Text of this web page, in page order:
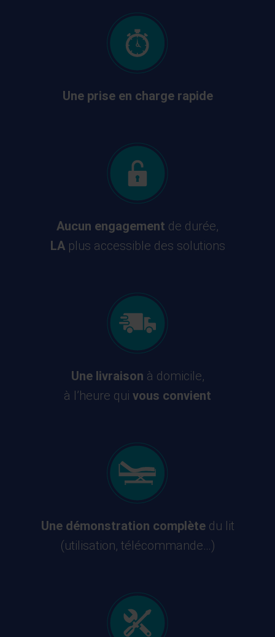
Une prise en charge rapide
Aucun engagement de durée,
LA plus accessible des solutions
Une livraison à domicile,
à l’heure qui vous convient
Une démonstration complètedu lit
(utilisation, télécommande…)